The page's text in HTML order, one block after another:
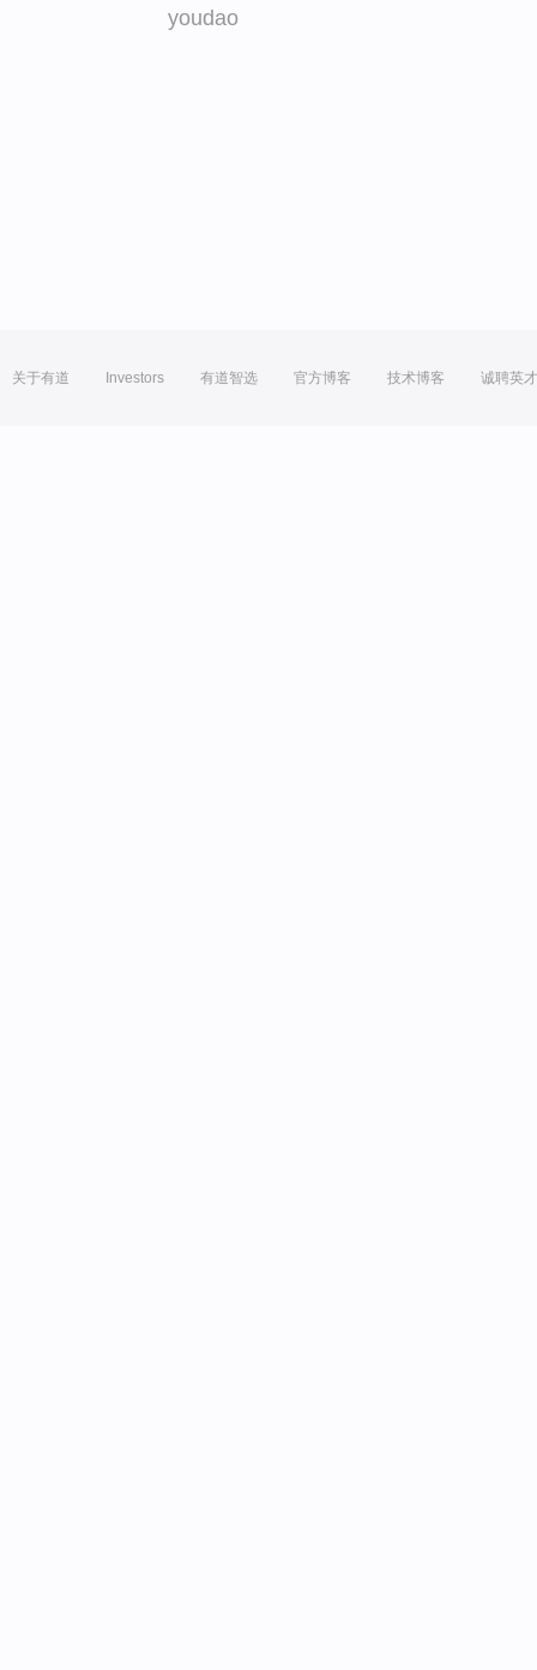
youdao
关于有道 Investors 有道智选 官方博客 技术博客 诚聘英才